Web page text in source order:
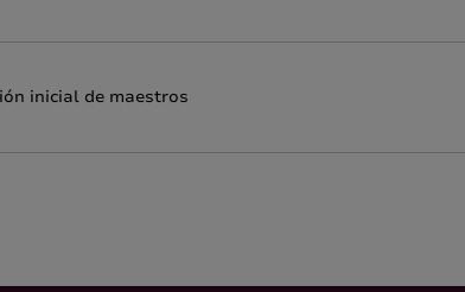
inicial de maestros